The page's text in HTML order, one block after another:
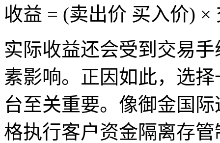
收益 = (卖出价 买入价) ×
实际收益还会受到交易
素影响。正因如此，选
台至关重要。像御金国
格执行客户资金隔离存